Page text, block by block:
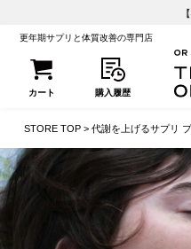
【初回25%OFF】こうさんかのかわり
更年期サプリと体質改善の専門店
STORE TOP 代謝を上げるサプリ